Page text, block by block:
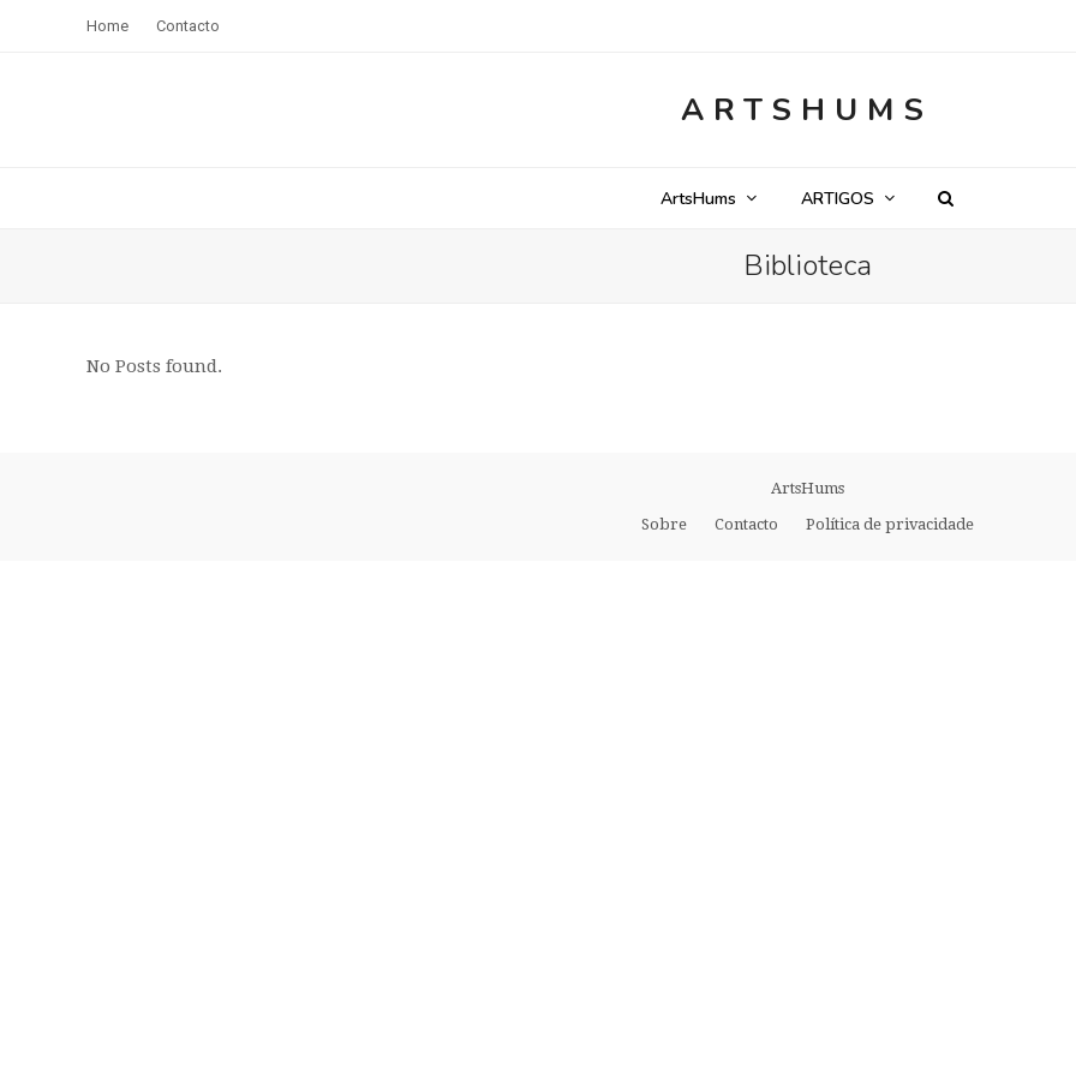
Home Contacto
ARTSHUMS
ArtsHums ARTIGOS
Biblioteca
No Posts found.
ArtsHums
Sobre
Contacto Política de privacidade